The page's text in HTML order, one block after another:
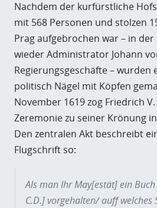
Nachdem der kurfürstliche
mit 568 Personen und stolzen
Prag aufgebrochen war – in
wieder Administrator Johann
Regierungsgeschäfte – wurden
politisch Nägel mit Köpfen
November 1619 zog Friedrich
Zeremonie zu seiner Krönung
Den zentralen Akt beschreibt
Flugschrift so:
Als man Ihr May[estät] ein
C.D.] vorgehalten/ auff welches